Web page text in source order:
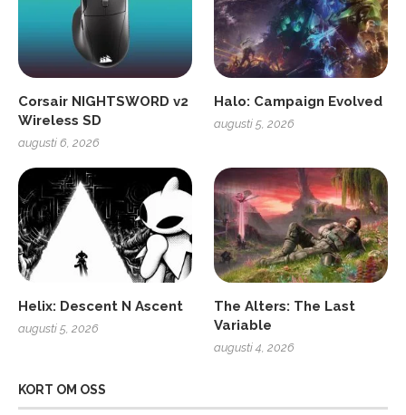
Corsair NIGHTSWORD v2
Wireless SD
augusti 6, 2026
Halo: Campaign Evolved
augusti 5, 2026
Helix: Descent N Ascent
augusti 5, 2026
The Alters: The Last
Variable
augusti 4, 2026
KORT OM OSS